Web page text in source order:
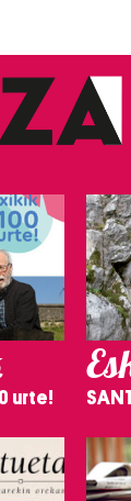
urte!